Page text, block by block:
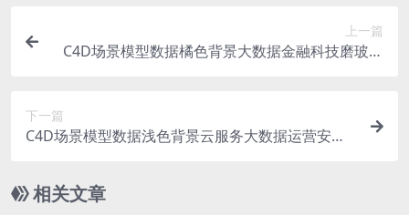
上一篇
C4D场景模型数据橘色背景大数据金融科技磨玻璃
下一篇
C4D场景模型数据浅色背景云服务大数据运营安全
相关文章